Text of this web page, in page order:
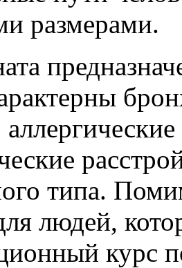
размерами.
типа.
людей,
курс